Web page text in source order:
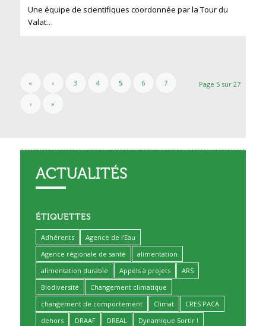
Une équipe de scientifiques coordonnée par la Tour du
Valat…
Page 5 sur 27
« ‹ 3 4 5 6 7
› »
ACTUALITÉS
ÉTIQUETTES
Adhérents
Agence de l'Eau
Agence régionale de santé
alimentation
alimentation durable
Appels à projets
ARS
Biodiversité
Changement climatique
changement de comportement
Climat
CRES PACA
dehors
DRAAF DREAL
Dynamique Sortir !